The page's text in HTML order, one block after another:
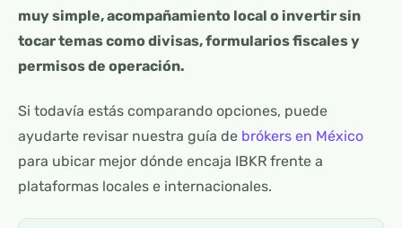
muy simple, acompañamiento local o invertir sin
tocar temas como divisas, formularios fiscales y
permisos de operación.
Si todavía estás comparando opciones, puede
ayudarte revisar nuestra guía de brókers en México
para ubicar mejor dónde encaja IBKR frente a
plataformas locales e internacionales.